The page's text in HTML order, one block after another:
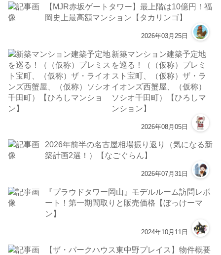
【MJR赤坂ゲートタワー】最上階は10億円！福
岡史上最高額マンション【タカリンゴ】
2026年03月25日
新築マンション建築予定地
を巡る！（（仮称）プレミ
スト宝町、（仮称）ザ・ラ
イオンズ西蟹屋、（仮称）
ソシオ千田町）【ひろしマ
ンション】
2026年08月05日
2026年前半の名古屋相場振り返り（気になる新
築計画2選！）【なごぐらん】
2026年07月31日
『プラウドタワー岡山』モデルルーム訪問レポ
ート！第一期間取りと販売価格【ぼっけーマ
ン】
2024年10月11日
【ザ・パークハウス東中野プレイス】物件概要